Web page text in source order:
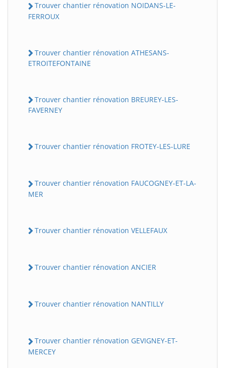
Trouver chantier rénovation NOIDANS-LE-
FERROUX
Trouver chantier rénovation ATHESANS-
ETROITEFONTAINE
Trouver chantier rénovation BREUREY-LES-
FAVERNEY
Trouver chantier rénovation FROTEY-LES-LURE
Trouver chantier rénovation FAUCOGNEY-ET-LA-
MER
Trouver chantier rénovation VELLEFAUX
Trouver chantier rénovation ANCIER
Trouver chantier rénovation NANTILLY
Trouver chantier rénovation GEVIGNEY-ET-
MERCEY